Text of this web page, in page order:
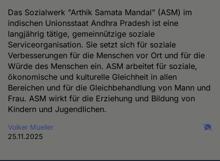
Das Sozialwerk "Arthik Samata Mandal" (ASM) im
indischen Unionsstaat Andhra Pradesh ist eine
langjährig tätige, gemeinnützige soziale
Serviceorganisation. Sie setzt sich für soziale
Verbesserungen für die Menschen vor Ort und für die
Würde des Menschen ein. ASM arbeitet für soziale,
ökonomische und kulturelle Gleichheit in allen
Bereichen und für die Gleichbehandlung von Mann und
Frau. ASM wirkt für die Erziehung und Bildung von
Kindern und Jugendlichen.
Volker Mueller
25.11.2025